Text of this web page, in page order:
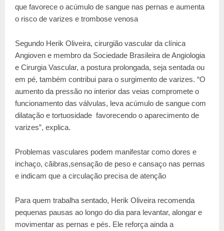
que favorece o acúmulo de sangue nas pernas e aumenta
o risco de varizes e trombose venosa
Segundo Herik Oliveira, cirurgião vascular da clínica
Angioven e membro da Sociedade Brasileira de Angiologia
e Cirurgia Vascular, a postura prolongada, seja sentada ou
em pé, também contribui para o surgimento de varizes. “O
aumento da pressão no interior das veias compromete o
funcionamento das válvulas, leva acúmulo de sangue com
dilatação e tortuosidade favorecendo o aparecimento de
varizes”, explica.
Problemas vasculares podem manifestar como dores e
inchaço, cãibras,sensação de peso e cansaço nas pernas
e indicam que a circulação precisa de atenção
Para quem trabalha sentado, Herik Oliveira recomenda
pequenas pausas ao longo do dia para levantar, alongar e
movimentar as pernas e pés. Ele reforça ainda a